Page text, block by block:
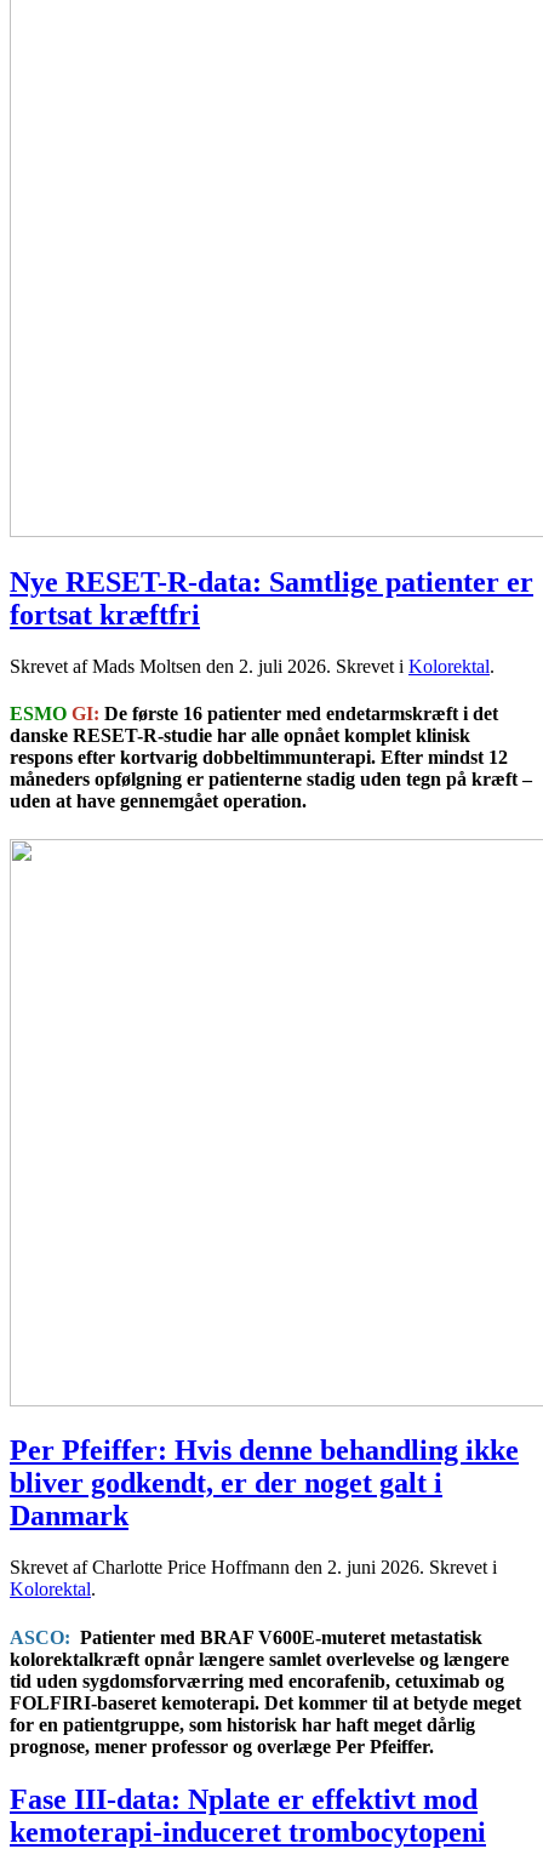
Nye RESET-R-data: Samtlige patienter er
fortsat kræftfri
Skrevet af Mads Moltsen den 2. juli 2026. Skrevet i Kolorektal.
ESMO GI: De første 16 patienter med endetarmskræft i det
danske RESET-R-studie har alle opnået komplet klinisk
respons efter kortvarig dobbeltimmunterapi. Efter mindst 12
måneders opfølgning er patienterne stadig uden tegn på kræft –
uden at have gennemgået operation.
Per Pfeiffer: Hvis denne behandling ikke
bliver godkendt, er der noget galt i
Danmark
Skrevet af Charlotte Price Hoffmann den 2. juni 2026. Skrevet i
Kolorektal.
ASCO: Patienter med BRAF V600E-muteret metastatisk
kolorektalkræft opnår længere samlet overlevelse og længere
tid uden sygdomsforværring med encorafenib, cetuximab og
FOLFIRI-baseret kemoterapi. Det kommer til at betyde meget
for en patientgruppe, som historisk har haft meget dårlig
prognose, mener professor og overlæge Per Pfeiffer.
Fase III-data: Nplate er effektivt mod
kemoterapi-induceret trombocytopeni